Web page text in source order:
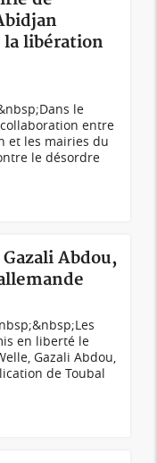
la libération
le
entre
et les mairies du
le désordre
Abdou,
en liberté le
Gazali Abdou,
de Toubal